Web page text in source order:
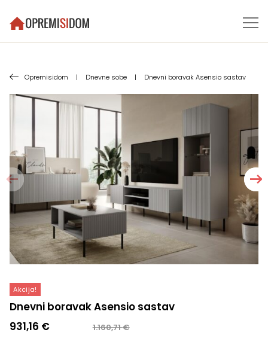
Opremisidom | Dnevne sobe | Dnevni boravak Asensio sastav
Akcija!
Dnevni boravak Asensio sastav
1.160,71€
Izvorna
931,16 €
Trenutna